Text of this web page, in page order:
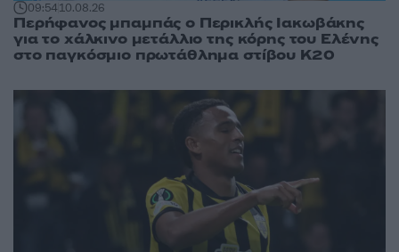
09:5410.08.26
Περήφανος μπαμπάς ο Περικλής Ιακωβάκης
για το χάλκινο μετάλλιο της κόρης του Ελένης
στο παγκόσμιο πρωτάθλημα στίβου Κ20